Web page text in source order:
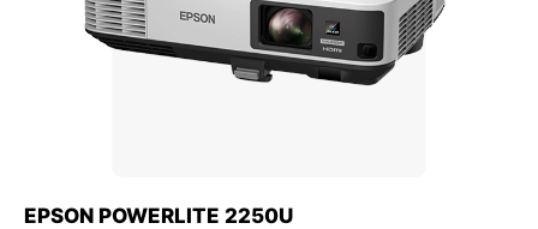
EPSON POWERLITE 2250U